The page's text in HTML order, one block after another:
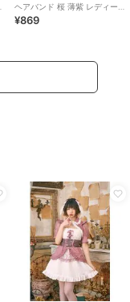
ヘアバンド 桜 薄紫 レディース
パープル
¥869